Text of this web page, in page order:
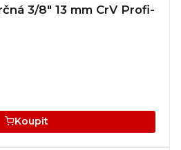
3/8" 13 mm CrV Profi-
Koupit